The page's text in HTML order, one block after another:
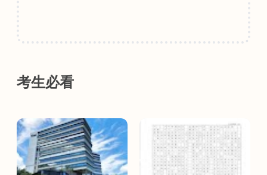
考生必看